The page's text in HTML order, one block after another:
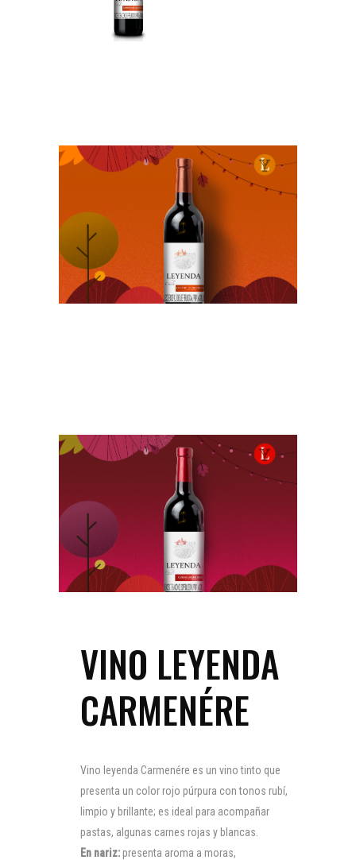
VINO LEYENDA
CARMENÉRE
Vino leyenda Carmenére es un vino tinto que
presenta un color rojo púrpura con tonos rubí,
limpio y brillante; es ideal para acompañar
pastas, algunas carnes rojas y blancas.
En nariz: presenta aroma a moras,